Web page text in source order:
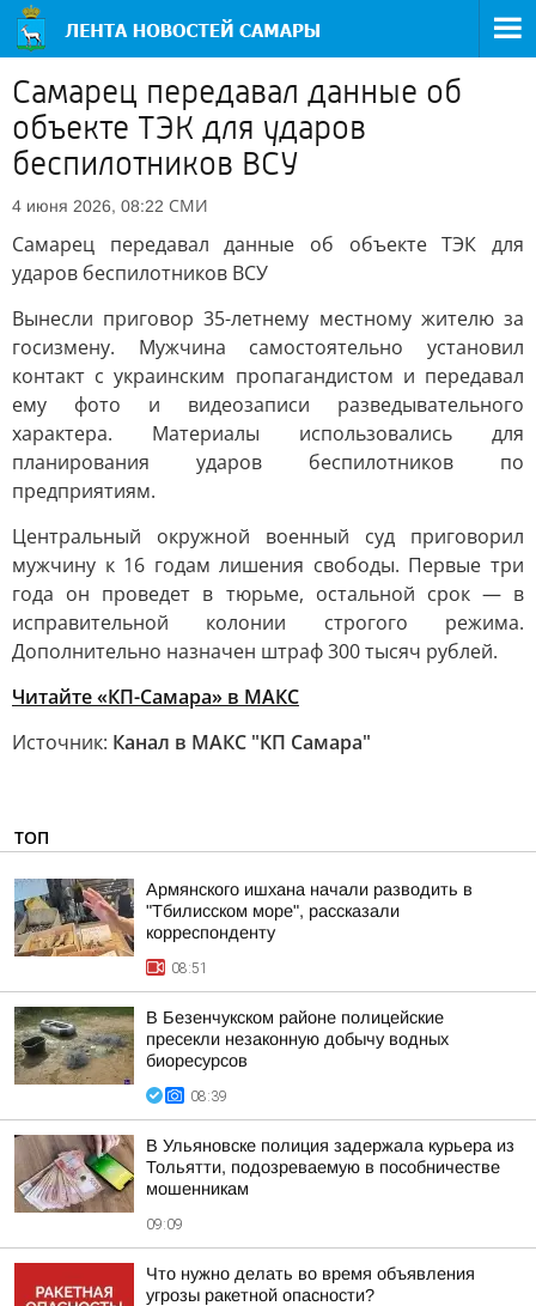
Самарец передавал данные об
объекте ТЭК для ударов
беспилотников ВСУ
4 июня 2026, 08:22 СМИ
Самарец передавал данные об объекте ТЭК для
ударов беспилотников ВСУ
Вынесли приговор 35-летнему местному жителю за
госизмену. Мужчина самостоятельно установил
контакт с украинским пропагандистом и передавал
ему фото и видеозаписи разведывательного
характера. Материалы использовались для
планирования ударов беспилотников по
предприятиям.
Центральный окружной военный суд приговорил
мужчину к 16 годам лишения свободы. Первые три
года он проведет в тюрьме, остальной срок — в
исправительной колонии строгого режима.
Дополнительно назначен штраф 300 тысяч рублей.
Читайте «КП-Самара» в МАКС
Источник: Канал в МАКС "КП Самара"
ТОП
Армянского ишхана начали разводить в
"Тбилисском море", рассказали
корреспонденту
08:51
В Безенчукском районе полицейские
пресекли незаконную добычу водных
биоресурсов
08:39
В Ульяновске полиция задержала курьера из
Тольятти, подозреваемую в пособничестве
мошенникам
09:09
Что нужно делать во время объявления
угрозы ракетной опасности?